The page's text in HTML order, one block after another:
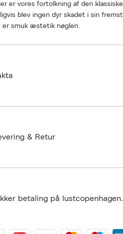
er vores fortolkning af den
blev ingen dyr skadet i sin
er smuk æstetik nøglen.
0008
& Retur
betaling på